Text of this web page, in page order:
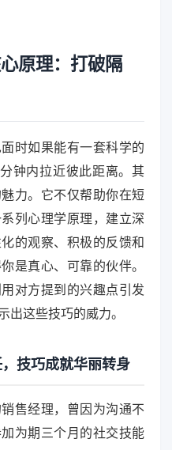
原理：打破隔
时如果能有一套科学的
钟内拉近彼此距离。其
力。它不仅帮助你在短
列心理学原理，建立深
的观察、积极的反馈和
是真心、可靠的伙伴。
对方提到的兴趣点引发
出这些技巧的威力。
技巧成就华丽转身
售经理，曾因为沟通不
为期三个月的社交技能